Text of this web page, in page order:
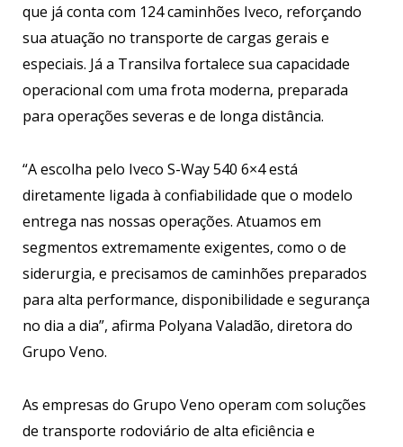
que já conta com 124 caminhões Iveco, reforçando
sua atuação no transporte de cargas gerais e
especiais. Já a Transilva fortalece sua capacidade
operacional com uma frota moderna, preparada
para operações severas e de longa distância.
“A escolha pelo Iveco S-Way 540 6×4 está
diretamente ligada à confiabilidade que o modelo
entrega nas nossas operações. Atuamos em
segmentos extremamente exigentes, como o de
siderurgia, e precisamos de caminhões preparados
para alta performance, disponibilidade e segurança
no dia a dia”, afirma Polyana Valadão, diretora do
Grupo Veno.
As empresas do Grupo Veno operam com soluções
de transporte rodoviário de alta eficiência e